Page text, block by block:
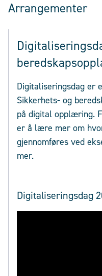
Arrangementer
Digitaliseringsdag er
Sikkerhets- og
på digital opplæring.
er å lære mer om
gjennomføres ved
mer.
Digitaliseringsdag